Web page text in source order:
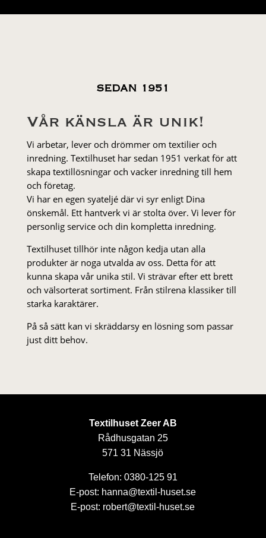
SEDAN 1951
Vår känsla är unik!
Vi arbetar, lever och drömmer om textilier och
inredning. Textilhuset har sedan 1951 verkat för att
skapa textillösningar och vacker inredning till hem
och företag.
Vi har en egen syateljé där vi syr enligt Dina
önskemål. Ett hantverk vi är stolta över. Vi lever för
personlig service och din kompletta inredning.
Textilhuset tillhör inte någon kedja utan alla
produkter är noga utvalda av oss. Detta för att
kunna skapa vår unika stil. Vi strä­var efter ett brett
och välsorterat sor­ti­ment. Från stil­rena klas­siker till
starka karaktärer.
På så sätt kan vi skräddarsy en lösning som passar
just ditt behov.
Textilhuset Zeer AB
Rådhusgatan 25
571 31 Nässjö
Telefon: 0380-125 91
E-post: hanna@textil-huset.se
E-post: robert@textil-huset.se